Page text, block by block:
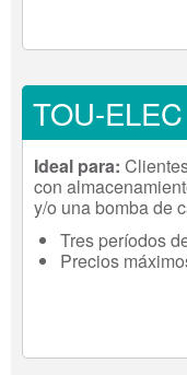
TOU-ELEC
Ideal para:
con
y/o una bomba de
Tres períodos
Precios